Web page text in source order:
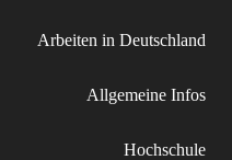
Arbeiten in Deutschland
Allgemeine Infos
Hochschule